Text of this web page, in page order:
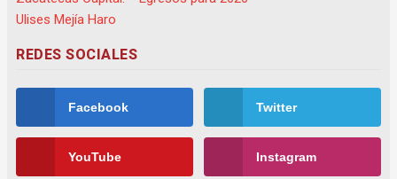
REDES SOCIALES
Facebook Twitter
YouTube Instagram